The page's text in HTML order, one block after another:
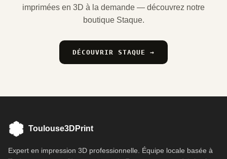
imprimées en 3D à la demande — découvrez notre
boutique Staque.
DÉCOUVRIR STAQUE →
Toulouse3DPrint
Expert en impression 3D professionnelle. Équipe locale basée à